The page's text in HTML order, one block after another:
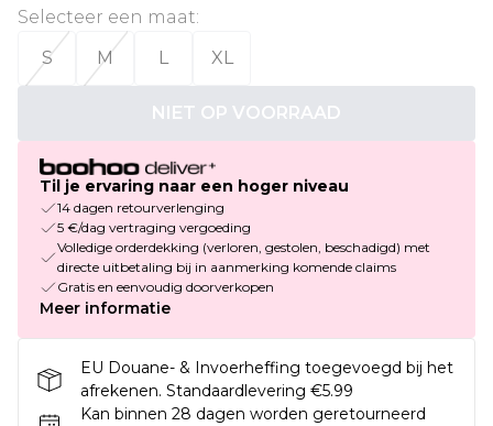
Selecteer een maat:
S
M L XL
NIET OP VOORRAAD
Til je ervaring naar een hoger niveau
14 dagen retourverlenging
5 €/dag vertraging vergoeding
Volledige orderdekking (verloren, gestolen, beschadigd) met
directe uitbetaling bij in aanmerking komende claims
Gratis en eenvoudig doorverkopen
Meer informatie
EU Douane- & Invoerheffing toegevoegd bij het
afrekenen. Standaardlevering €5.99
Kan binnen 28 dagen worden geretourneerd